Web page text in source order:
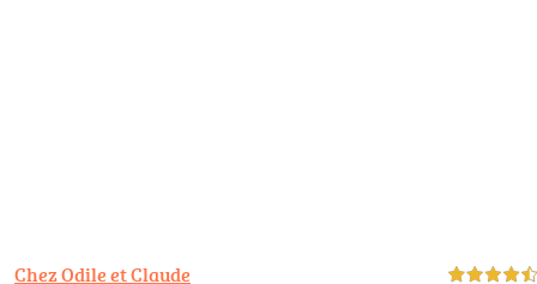
Chez Odile et Claude 4,5 étoiles sur 5